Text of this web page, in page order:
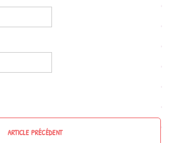
ARTICLE PRÉCÉDENT